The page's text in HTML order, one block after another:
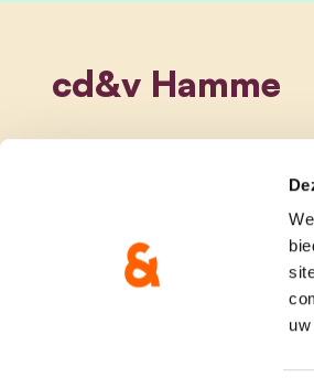
cd&v Hamme